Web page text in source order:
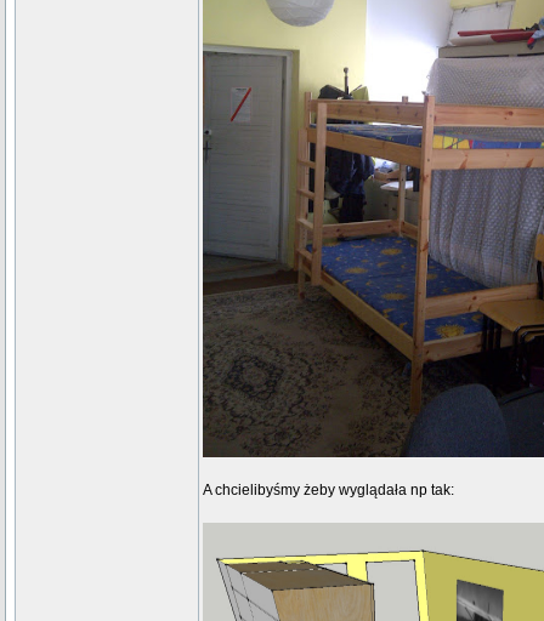
A chcielibyśmy żeby wyglądała np tak: